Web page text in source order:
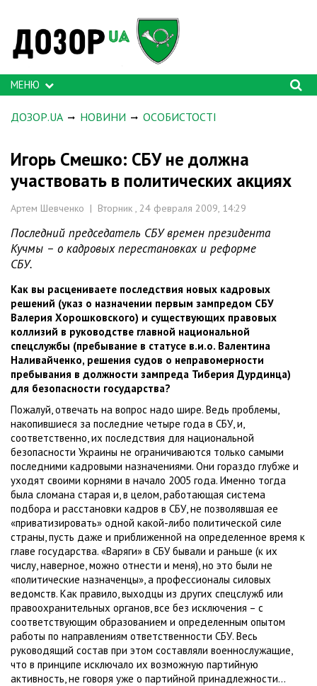
МЕНЮ
ДОЗОР.UA НОВИНИ ОСОБИСТОСТІ
Игорь Смешко: СБУ не должна
участвовать в политических акциях
Артем Шевченко | Вторник , 24 февраля 2009, 14:29
Последний председатель СБУ времен президента
Кучмы – о кадровых перестановках и реформе
СБУ.
Как вы расцениваете последствия новых кадровых
решений (указ о назначении первым зампредом СБУ
Валерия Хорошковского) и существующих правовых
коллизий в руководстве главной национальной
спецслужбы (пребывание в статусе в.и.о. Валентина
Наливайченко, решения судов о неправомерности
пребывания в должности зампреда Тиберия Дурдинца)
для безопасности государства?
Пожалуй, отвечать на вопрос надо шире. Ведь проблемы,
накопившиеся за последние четыре года в СБУ, и,
соответственно, их последствия для национальной
безопасности Украины не ограничиваются только самыми
последними кадровыми назначениями. Они гораздо глубже и
уходят своими корнями в начало 2005 года. Именно тогда
была сломана старая и, в целом, работающая система
подбора и расстановки кадров в СБУ, не позволявшая ее
«приватизировать» одной какой-либо политической силе
страны, пусть даже и приближенной на определенное время к
главе государства. «Варяги» в СБУ бывали и раньше (к их
числу, наверное, можно отнести и меня), но это были не
«политические назначенцы», а профессионалы силовых
ведомств. Как правило, выходцы из других спецслужб или
правоохранительных органов, все без исключения – с
соответствующим образованием и определенным опытом
работы по направлениям ответственности СБУ. Весь
руководящий состав при этом составляли военнослужащие,
что в принципе исключало их возможную партийную
активность, не говоря уже о партийной принадлежности...